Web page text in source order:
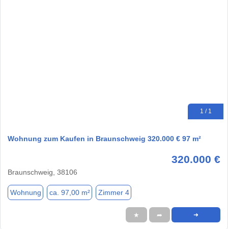
1 / 1
Wohnung zum Kaufen in Braunschweig 320.000 € 97 m²
320.000 €
Braunschweig, 38106
Wohnung ca. 97,00 m² Zimmer 4
★ ➦ ➜